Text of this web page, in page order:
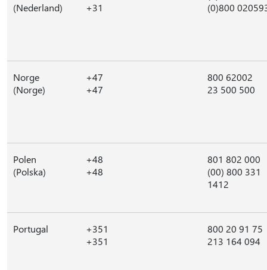
(Nederland)
+31
(0)800
Norge
(Norge)
+47
+47
800 62002
23 500 500
Polen
(Polska)
+48
+48
801 802 000
(00) 800 331
1412
Portugal
+351
+351
800 20 91 75
213 164 094